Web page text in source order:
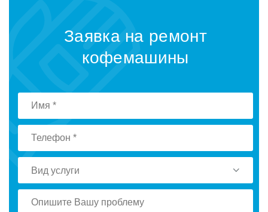
Заявка на ремонт
кофемашины
Вид услуги